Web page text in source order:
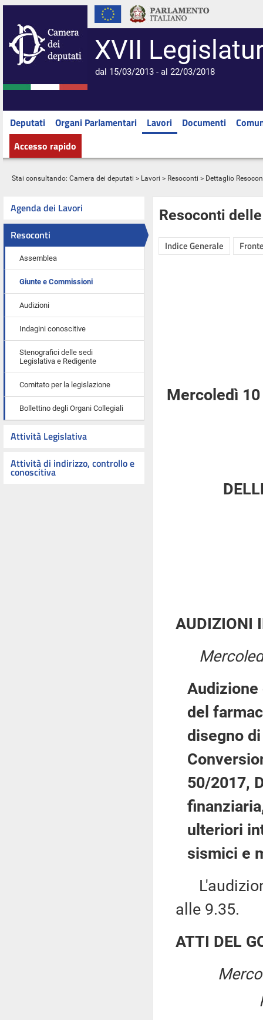
XVII
dal 15/03/2013 - al 22/03/2018
Deputati Organi Parlamentari Lavori Documenti
Accesso rapido
Stai consultando: Camera dei deputati > Lavori > Resoconti > Dettaglio
Agenda dei Lavori
Resoconti
Assemblea
Giunte e Commissioni
Audizioni
Indagini conoscitive
Stenografici delle sedi
Legislativa e Redigente
Comitato per la legislazione
Bollettino degli Organi Collegiali
Attività Legislativa
Attività di indirizzo, controllo e
conoscitiva
Resoconti
Indice Generale
Mercoledì
AUDIZIONI
Audizione
del
disegno
50/2017,
ulteriori
sismici e
alle 9.35.
ATTI DEL